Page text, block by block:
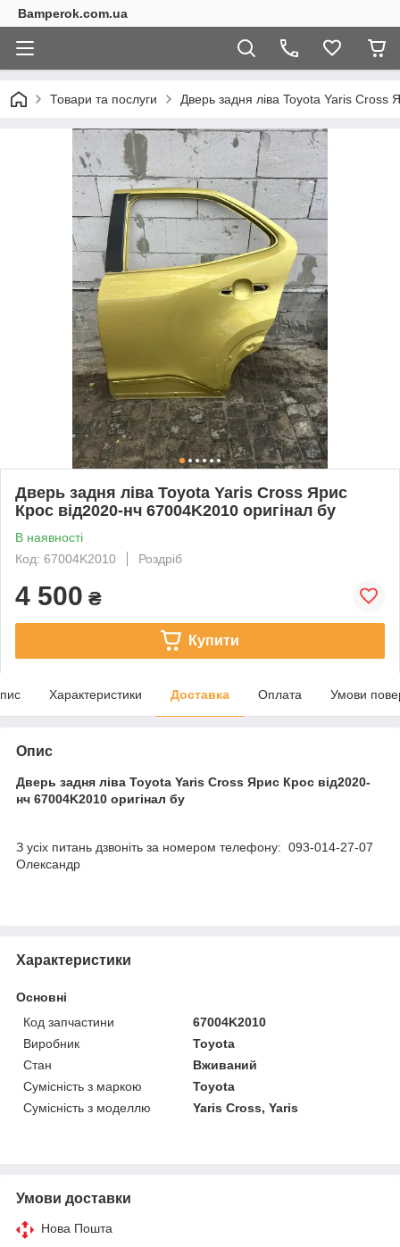
Bamperok.com.ua
Товари та послуги Дверь задня ліва Toyota Yaris Cross
Дверь задня ліва Toyota Yaris Cross Ярис
Крос від2020-нч 67004K2010 оригінал бу
В наявності
Код: 67004K2010
Роздріб
4 500 ₴
Купити
Характеристики Доставка Оплата Умови
Опис
Дверь задня ліва Toyota Yaris Cross Ярис Крос від2020-
нч 67004K2010 оригінал бу
З усіх питань дзвоніть за номером телефону: 093-014-27-07
Олександр
Характеристики
Основні
Код запчастини
67004K2010
Виробник
Toyota
Стан
Вживаний
Сумісність з маркою
Toyota
Сумісність з моделлю
Yaris Cross, Yaris
Умови доставки
Нова Пошта